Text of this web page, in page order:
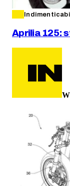
Aprilia 125: